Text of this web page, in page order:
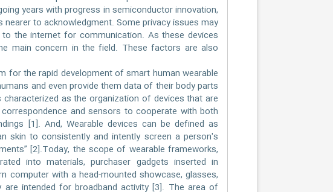
years with progress in semiconductor innovation,
to acknowledgment. Some privacy issues may
the internet for communication. As these devices
main concern in the field. These factors are also
for the rapid development of smart human wearable
and even provide them data of their body parts
as the organization of devices that are
and sensors to cooperate with both
[1]. And, Wearable devices can be defined as
skin to consistently and intently screen a person's
[2].Today, the scope of wearable frameworks,
into materials, purchaser gadgets inserted in
computer with a head-mounted showcase, glasses,
intended for broadband activity [3]. The area of